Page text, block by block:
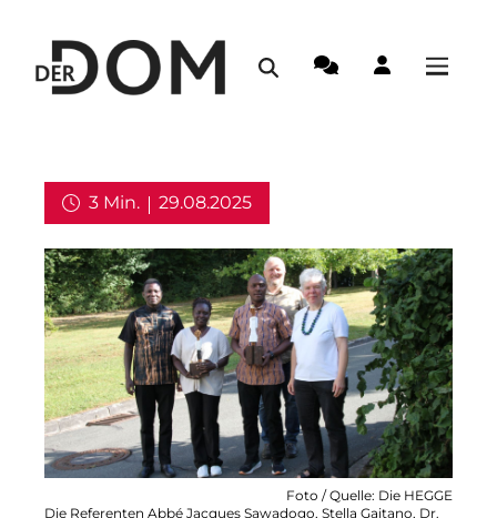
3 Min.
29.08.2025
Die Referenten Abbé Jacques Sawadogo, Stella Gaitano, Dr.
Foto / Quelle: Die HEGGE